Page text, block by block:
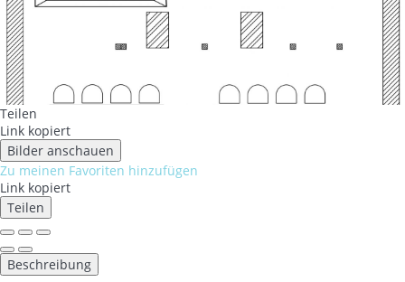
Teilen
Link kopiert
Bilder anschauen
Zu meinen Favoriten hinzufügen
Link kopiert
Teilen
Beschreibung